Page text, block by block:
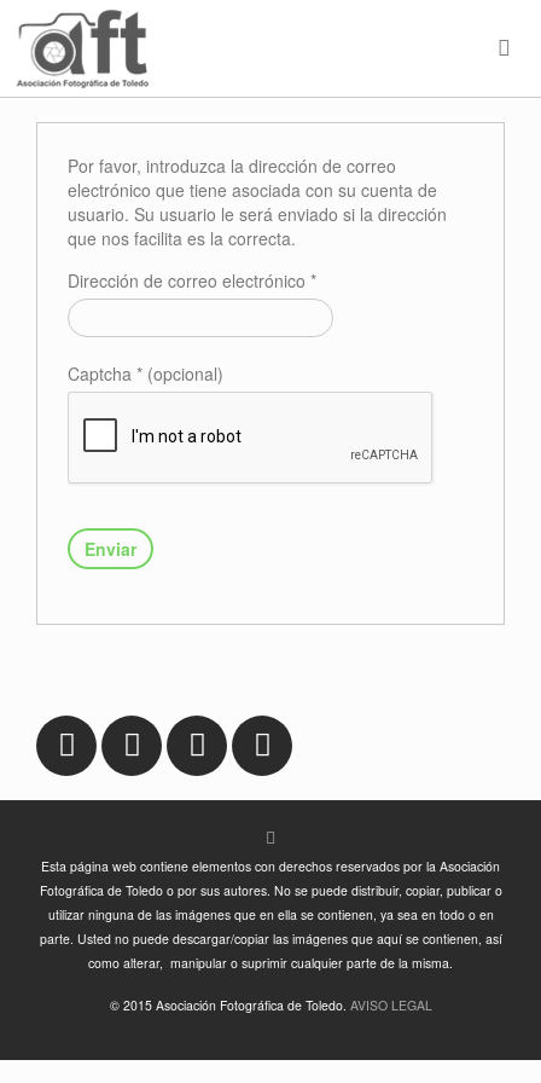
Por favor, introduzca la dirección de correo
electrónico que tiene asociada con su cuenta de
usuario. Su usuario le será enviado si la dirección
que nos facilita es la correcta.
Dirección de correo electrónico *
Captcha * (opcional)
Enviar
Esta página web contiene elementos con derechos reservados por la Asociación
Fotográfica de Toledo o por sus autores. No se puede distribuir, copiar, publicar o
utilizar ninguna de las imágenes que en ella se contienen, ya sea en todo o en
parte. Usted no puede descargar/copiar las imágenes que aquí se contienen, así
como alterar, manipular o suprimir cualquier parte de la misma.
© 2015 Asociación Fotográfica de Toledo. AVISO LEGAL